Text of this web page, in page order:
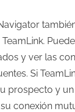
y ver las
Si
prospecto y
conexión